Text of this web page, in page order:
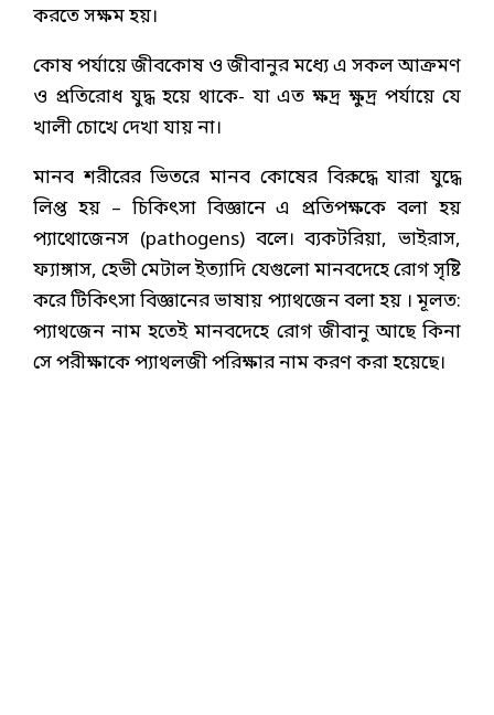
করতে সক্ষম হয়।
কোষ পর্যায়ে জীবকোষ ও জীবানুর মধ্যে এ সকল আক্রমণ
ও প্রতিরোধ যুদ্ধ হয়ে থাকে- যা এত ক্ষদ্র ক্ষুদ্র পর্যায়ে যে
খালী চোখে দেখা যায় না।
মানব শরীরের ভিতরে মানব কোষের বিরুদ্ধে যারা যুদ্ধে
লিপ্ত হয় – চিকিৎসা বিজ্ঞানে এ প্রতিপক্ষকে বলা হয়
প্যাথোজেনস (pathogens) বলে। ব্যকটরিয়া, ভাইরাস,
ফ্যাঙ্গাস, হেভী মেটাল ইত্যাদি যেগুলো মানবদেহে রোগ সৃষ্টি
করে টিকিৎসা বিজ্ঞানের ভাষায় প্যাথজেন বলা হয় । মূলত:
প্যাথজেন নাম হতেই মানবদেহে রোগ জীবানু আছে কিনা
সে পরীক্ষাকে প্যাথলজী পরিক্ষার নাম করণ করা হয়েছে।